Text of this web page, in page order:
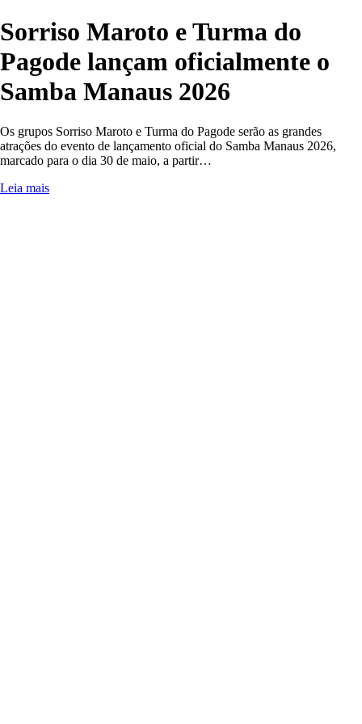
Sorriso Maroto e Turma do
Pagode lançam oficialmente o
Samba Manaus 2026
Os grupos Sorriso Maroto e Turma do Pagode serão as grandes
atrações do evento de lançamento oficial do Samba Manaus 2026,
marcado para o dia 30 de maio, a partir…
Leia mais